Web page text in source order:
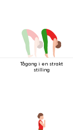
Tågang i en strakt
stilling